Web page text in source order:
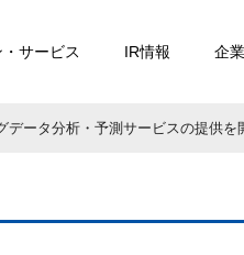
サービス IR情報 企
データ分析・予測サービスの提供を